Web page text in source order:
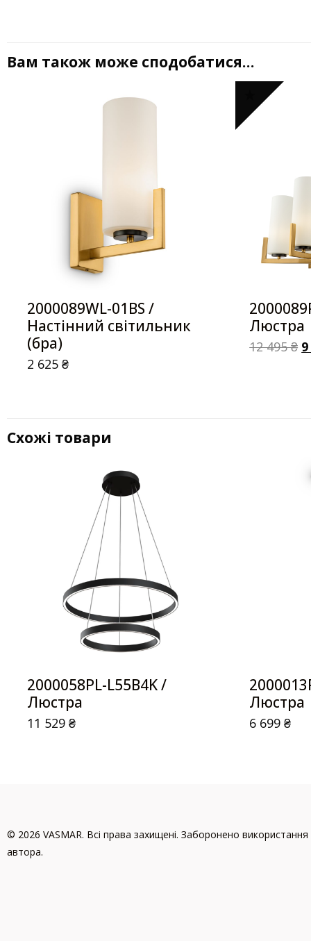
Вам також може сподобатися…
2000089WL-01BS /
Настінний світильник
(бра)
2 625₴
Люстра
12 495₴
Схожі товари
2000058PL-L55B4K /
Люстра
11 529₴
Люстра
6 699₴
© 2026 VASMAR. Всі права захищені. Заборонено використання
автора.